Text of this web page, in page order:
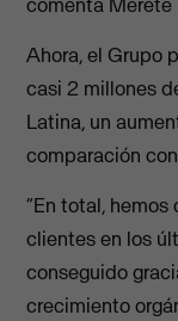
Ahora, el Grupo
casi 2 millones
Latina, un
comparación
“En total,
clientes en los
conseguido
crecimiento